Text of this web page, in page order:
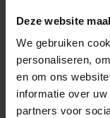
Deze website
We gebruiken
personaliseren,
en om ons
informatie over
partners voor
Neutrik |
PCB-H zwart
Neutrik |NL4MDXX-H-
Verwachtte